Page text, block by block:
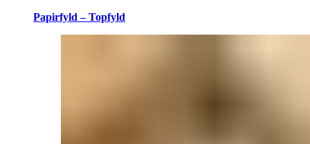
Papirfyld – Topfyld